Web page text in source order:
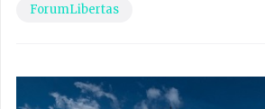
ForumLibertas